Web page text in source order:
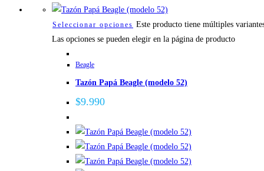
Seleccionar opciones Este producto tiene múltiples
Las opciones se pueden elegir en la página de producto
Beagle
Tazón Papá Beagle (modelo 52)
$9.990